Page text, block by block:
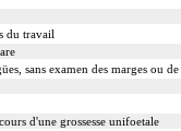
du travail
sans examen des marges ou
d'une grossesse unifoetale